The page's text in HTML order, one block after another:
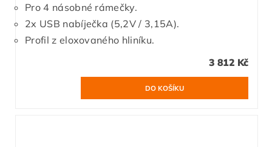
Pro 4 násobné rámečky.
2x USB nabíječka (5,2V / 3,15A).
Profil z eloxovaného hliníku.
3 812 Kč